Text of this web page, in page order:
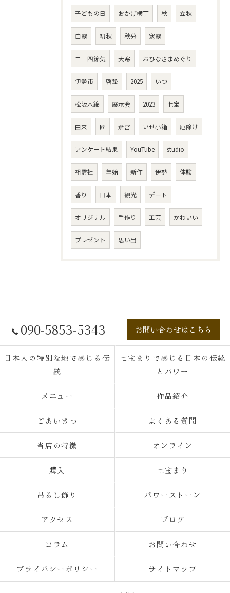
子どもの日 おかげ横丁 秋 立秋
白露 初秋 秋分 寒露
二十四節気 大寒 おひなさまめぐり
伊勢市 啓蟄 2025 いつ
松阪木綿 展示会 2023 七宝
由来 匠 斎宮 いせ小箱 厄除け
アンケート結果 YouTube studio
祖霊社 年始 新作 伊勢 体験
香り 日本 観光 デート
オリジナル 手作り 工芸 かわいい
プレゼント 思い出
090-5853-5343 お問い合わせはこちら
日本人の特別な地で感じる伝
統
七宝まりで感じる日本の伝統
とパワー
メニュー 作品紹介
ごあいさつ よくある質問
当店の特徴 オンライン
購入 七宝まり
吊るし飾り パワーストーン
アクセス ブログ
コラム お問い合わせ
プライバシーポリシー サイトマップ